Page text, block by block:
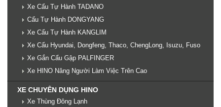
Xe Cẩu Tự Hành TADANO
Cẩu Tự Hành DONGYANG
Xe Cẩu Tự Hành KANGLIM
Xe Cẩu Hyundai, Dongfeng, Thaco, ChengLong, Isuzu, Fuso
Xe Gắn Cẩu Gập PALFINGER
Xe HINO Nâng Người Làm Việc Trên Cao
XE CHUYÊN DỤNG HINO
Xe Thùng Đông Lạnh